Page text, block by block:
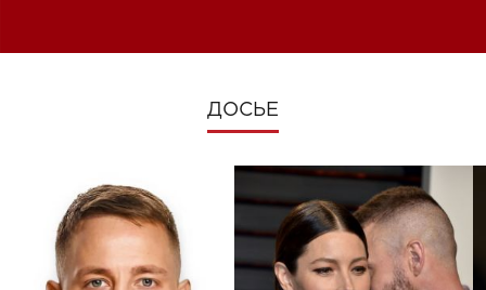
ДОСЬЕ